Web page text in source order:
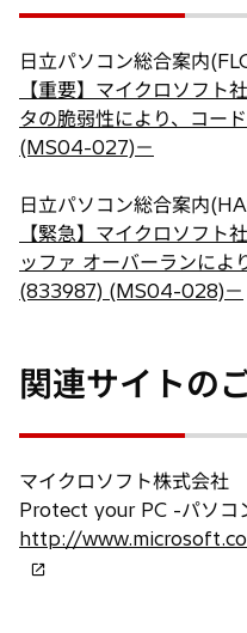
日立パソコン総合案内
【重要】マイクロソフ
タの脆弱性により、コー
(MS04-027)－
日立パソコン総合案内
【緊急】マイクロソフ
ッファ オーバーランによ
(833987) (MS04-028)－
関連サイトの
マイクロソフト株式会社
Protect your PC -パソコ
http://